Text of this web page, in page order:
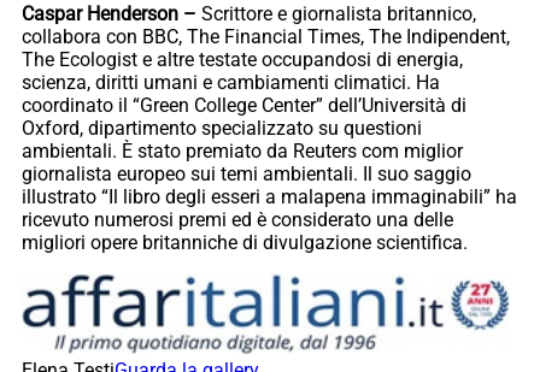
Caspar Henderson – Scrittore e giornalista britannico,
collabora con BBC, The Financial Times, The Indipendent,
The Ecologist e altre testate occupandosi di energia,
scienza, diritti umani e cambiamenti climatici. Ha
coordinato il “Green College Center” dell’Università di
Oxford, dipartimento specializzato su questioni
ambientali. È stato premiato da Reuters com miglior
giornalista europeo sui temi ambientali. Il suo saggio
illustrato “Il libro degli esseri a malapena immaginabili” ha
ricevuto numerosi premi ed è considerato una delle
migliori opere britanniche di divulgazione scientifica.